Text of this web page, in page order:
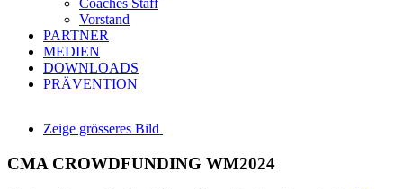
Coaches Staff
Vorstand
PARTNER
MEDIEN
DOWNLOADS
PRÄVENTION
Zeige grösseres Bild
CMA CROWDFUNDING WM2024